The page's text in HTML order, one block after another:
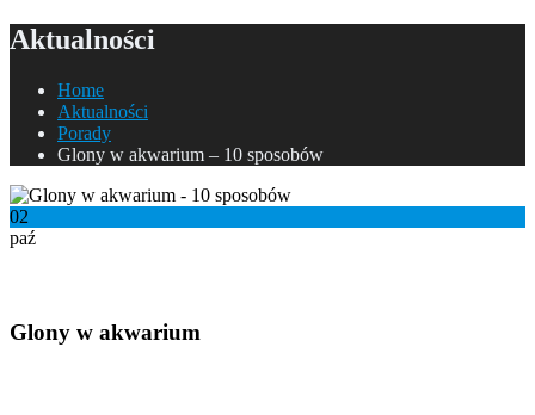
Aktualności
Home
Aktualności
Porady
Glony w akwarium – 10 sposobów
02
paź
Glony w akwarium